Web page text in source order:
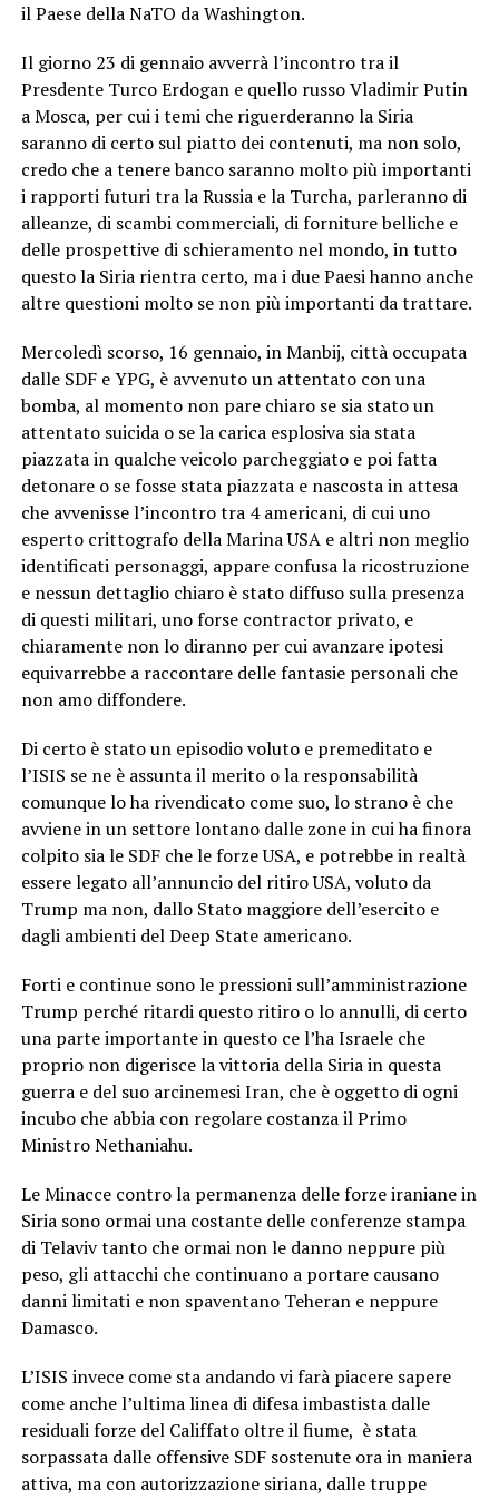
il Paese della NaTO da Washington.
Il giorno 23 di gennaio avverrà l’incontro tra il
Presdente Turco Erdogan e quello russo Vladimir Putin
a Mosca, per cui i temi che riguerderanno la Siria
saranno di certo sul piatto dei contenuti, ma non solo,
credo che a tenere banco saranno molto più importanti
i rapporti futuri tra la Russia e la Turcha, parleranno di
alleanze, di scambi commerciali, di forniture belliche e
delle prospettive di schieramento nel mondo, in tutto
questo la Siria rientra certo, ma i due Paesi hanno anche
altre questioni molto se non più importanti da trattare.
Mercoledì scorso, 16 gennaio, in Manbij, città occupata
dalle SDF e YPG, è avvenuto un attentato con una
bomba, al momento non pare chiaro se sia stato un
attentato suicida o se la carica esplosiva sia stata
piazzata in qualche veicolo parcheggiato e poi fatta
detonare o se fosse stata piazzata e nascosta in attesa
che avvenisse l’incontro tra 4 americani, di cui uno
esperto crittografo della Marina USA e altri non meglio
identificati personaggi, appare confusa la ricostruzione
e nessun dettaglio chiaro è stato diffuso sulla presenza
di questi militari, uno forse contractor privato, e
chiaramente non lo diranno per cui avanzare ipotesi
equivarrebbe a raccontare delle fantasie personali che
non amo diffondere.
Di certo è stato un episodio voluto e premeditato e
l’ISIS se ne è assunta il merito o la responsabilità
comunque lo ha rivendicato come suo, lo strano è che
avviene in un settore lontano dalle zone in cui ha finora
colpito sia le SDF che le forze USA, e potrebbe in realtà
essere legato all’annuncio del ritiro USA, voluto da
Trump ma non, dallo Stato maggiore dell’esercito e
dagli ambienti del Deep State americano.
Forti e continue sono le pressioni sull’amministrazione
Trump perché ritardi questo ritiro o lo annulli, di certo
una parte importante in questo ce l’ha Israele che
proprio non digerisce la vittoria della Siria in questa
guerra e del suo arcinemesi Iran, che è oggetto di ogni
incubo che abbia con regolare costanza il Primo
Ministro Nethaniahu.
Le Minacce contro la permanenza delle forze iraniane in
Siria sono ormai una costante delle conferenze stampa
di Telaviv tanto che ormai non le danno neppure più
peso, gli attacchi che continuano a portare causano
danni limitati e non spaventano Teheran e neppure
Damasco.
L’ISIS invece come sta andando vi farà piacere sapere
come anche l’ultima linea di difesa imbastista dalle
residuali forze del Califfato oltre il fiume, è stata
sorpassata dalle offensive SDF sostenute ora in maniera
attiva, ma con autorizzazione siriana, dalle truppe